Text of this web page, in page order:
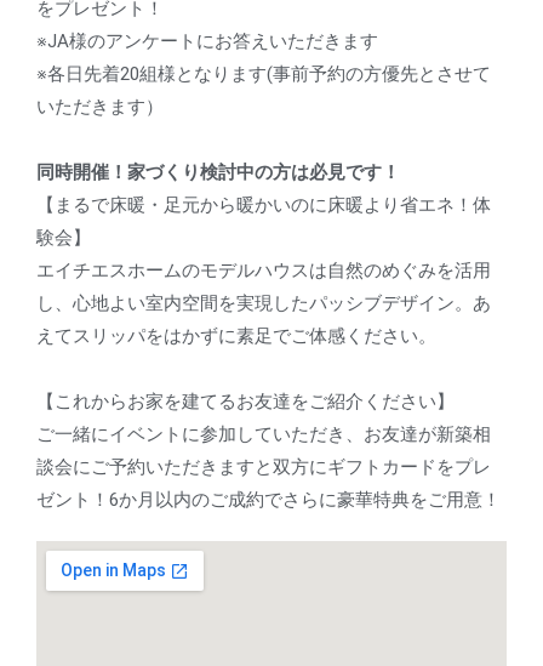
をプレゼント！
※JA様のアンケートにお答えいただきます
※各日先着20組様となります(事前予約の方優先とさせて
いただきます）
同時開催！家づくり検討中の方は必見です！
【まるで床暖・足元から暖かいのに床暖より省エネ！体
験会】
エイチエスホームのモデルハウスは自然のめぐみを活用
し、心地よい室内空間を実現したパッシブデザイン。あ
えてスリッパをはかずに素足でご体感ください。
【これからお家を建てるお友達をご紹介ください】
ご一緒にイベントに参加していただき、お友達が新築相
談会にご予約いただきますと双方にギフトカードをプレ
ゼント！6か月以内のご成約でさらに豪華特典をご用意！